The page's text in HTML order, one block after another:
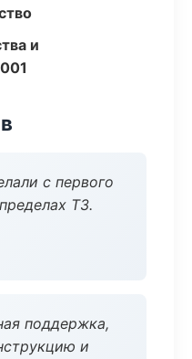
и
с первого
ТЗ.
поддержка,
и